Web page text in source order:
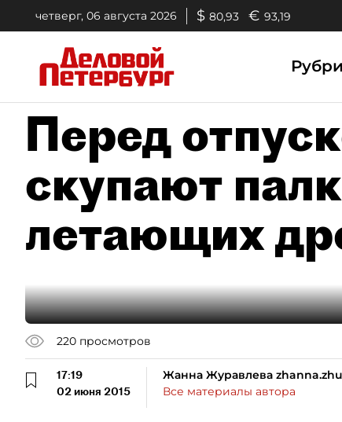
четверг, 06 августа 2026 $ 80,93 € 93,19
Перед
скупают
летающих
220 просмотров
17:19
02 июня 2015
Жанна Журавлева
Все материалы автора